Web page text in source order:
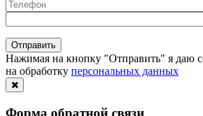
Нажимая на кнопку "Отправить" я даю
на обработку персональных данных
Форма обратной связи